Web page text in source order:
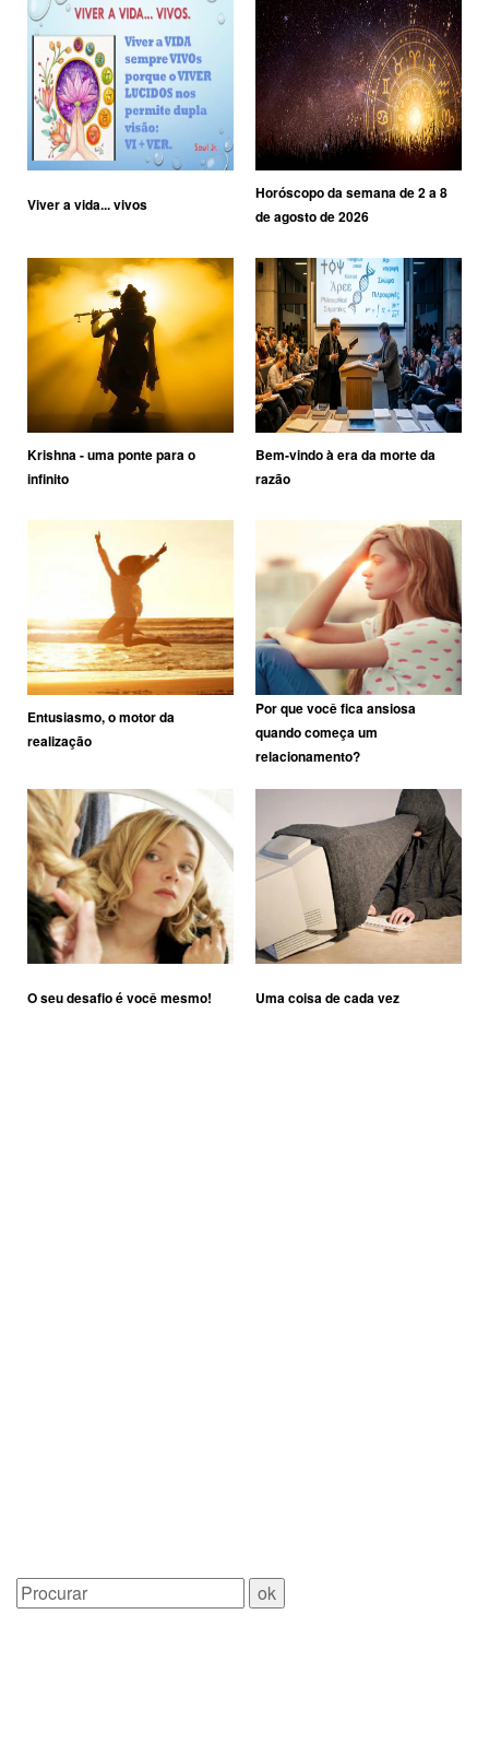
Viver a vida... vivos
Horóscopo da semana de 2 a 8
de agosto de 2026
Krishna - uma ponte para o
infinito
Bem-vindo à era da morte da
razão
Entusiasmo, o motor da
realização
Por que você fica ansiosa
quando começa um
relacionamento?
O seu desafio é você mesmo! Uma coisa de cada vez